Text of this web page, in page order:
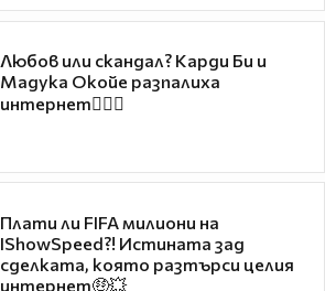
Любов или скандал? Карди Би и
Мадука Окойе разпалиха
интернет❤️‍🔥🔥
Плати ли FIFA милиони на
IShowSpeed?! Истината зад
сделката, която разтърси целия
интернет🤑💥